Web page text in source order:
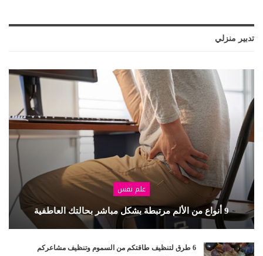
تدبير منزلي
علم نفس
9 أنواع من الألم مرتبطة بشكل مباشر بحالتك العاطفية
6 طرق لتنظيف طاقتكم من السموم وتنظيف مشاعركم